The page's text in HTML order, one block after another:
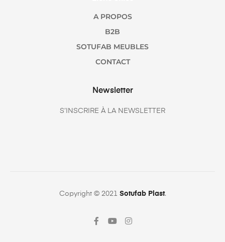
A PROPOS
B2B
SOTUFAB MEUBLES
CONTACT
Newsletter
S’INSCRIRE À LA NEWSLETTER
Copyright © 2021 Sotufab Plast.